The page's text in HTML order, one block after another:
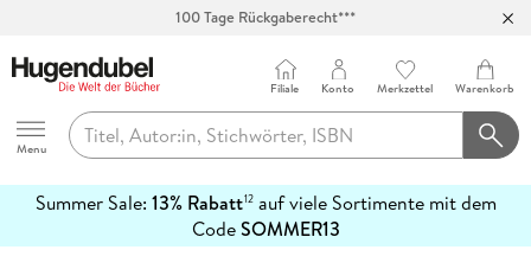
100 Tage Rückgaberecht***
Hugendubel
Menu
Filiale Konto Merkzettel Warenkorb
Summer Sale: 13% Rabatt12auf viele Sortimente mit dem
CodeSOMMER13
erfahren